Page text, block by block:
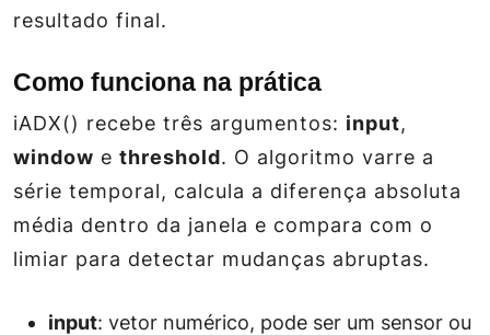
resultado final.
Como funciona na prática
iADX() recebe três argumentos: input,
window e threshold. O algoritmo varre a
série temporal, calcula a diferença absoluta
média dentro da janela e compara com o
limiar para detectar mudanças abruptas.
input: vetor numérico, pode ser um sensor ou